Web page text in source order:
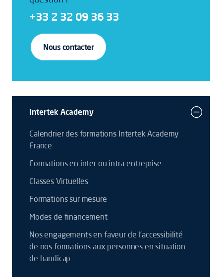
+33 2 32 09 36 33
Nous contacter
Intertek Academy
Calendrier des formations Intertek Academy
France
Formations en inter ou intra-entreprise
Classes Virtuelles
Formations sur mesure
Modes de financement
Nos engagements en faveur de l’accessibilité
de nos formations aux personnes en situation
de handicap